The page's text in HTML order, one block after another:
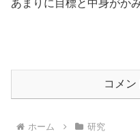
あまりに目標と中身がか
コメン
ホーム 研究